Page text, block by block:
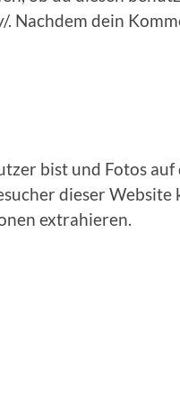
Nachdem dein
bist und Fotos
dieser
extrahieren.